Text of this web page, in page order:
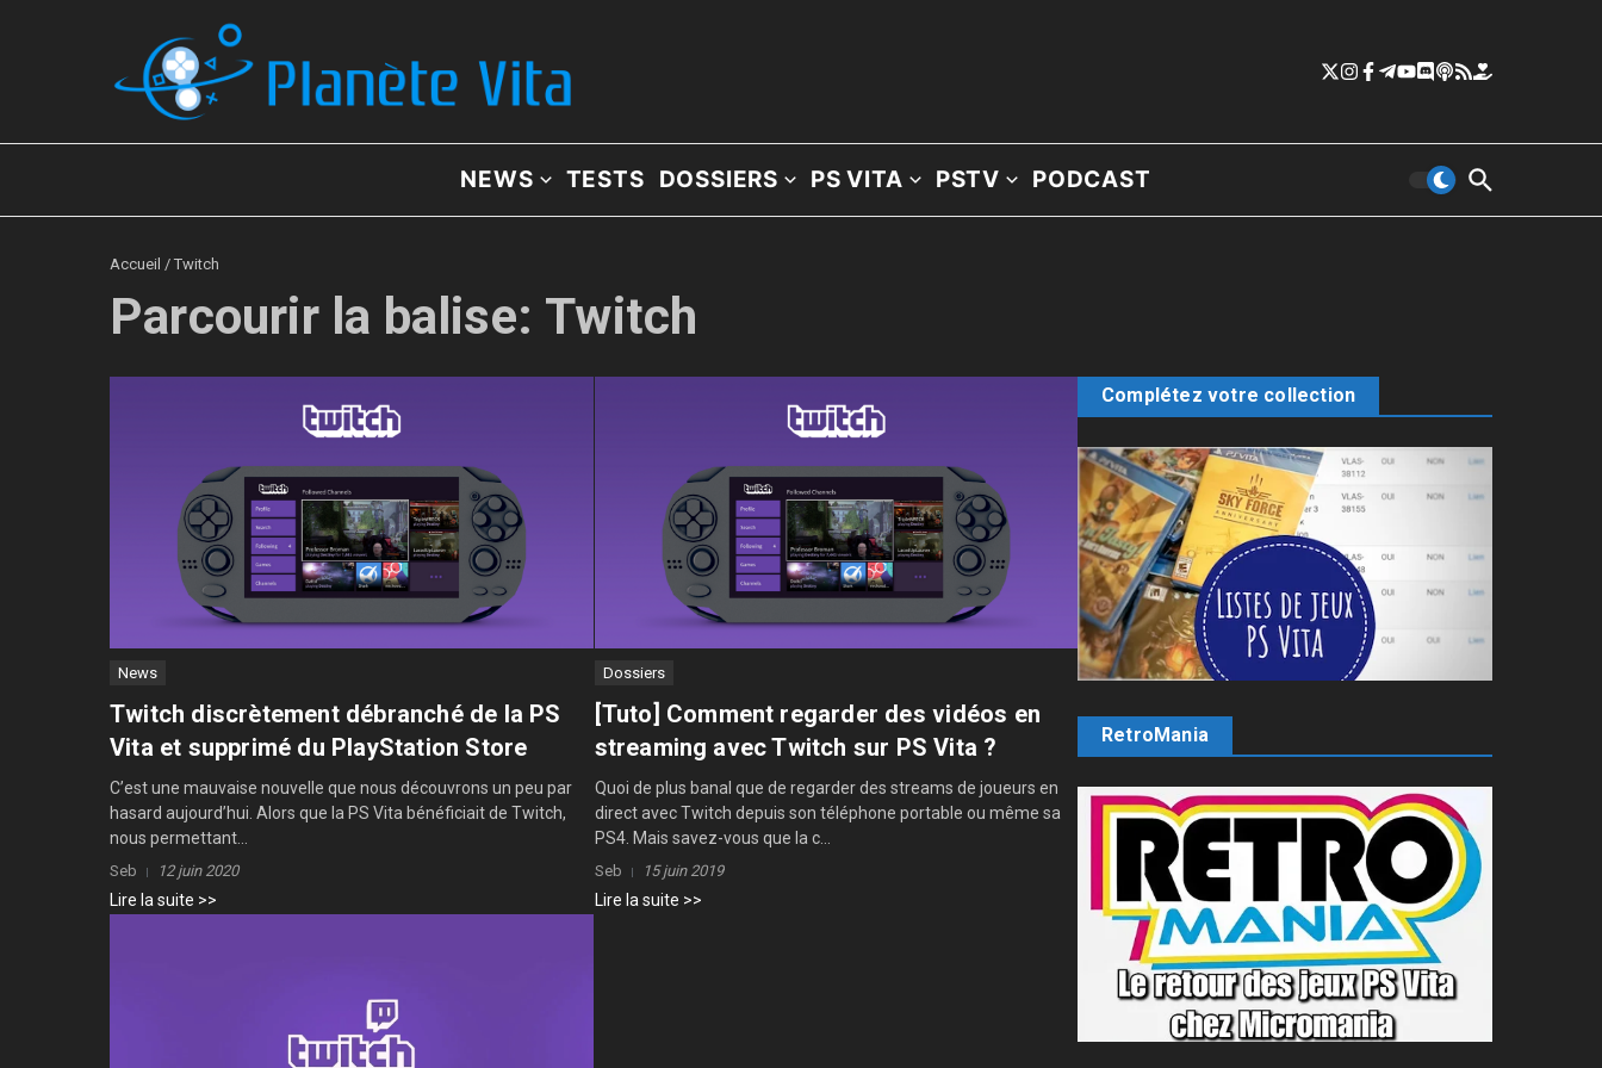
NEWS TESTS DOSSIERS PS VITA PSTV PODCAST
Accueil / Twitch
Parcourir la balise: Twitch
News
Twitch discrètement débranché de la PS
Vita et supprimé du PlayStation Store
C’est une mauvaise nouvelle que nous découvrons un peu par
hasard aujourd’hui. Alors que la PS Vita bénéficiait de Twitch,
nous permettant...
Seb 12 juin 2020
Lire la suite >>
Dossiers
[Tuto] Comment regarder des vidéos en
streaming avec Twitch sur PS Vita ?
Quoi de plus banal que de regarder des streams de joueurs en
direct avec Twitch depuis son téléphone portable ou même sa
PS4. Mais savez-vous que la c...
Seb 15 juin 2019
Lire la suite >>
Complétez votre collection
RetroMania